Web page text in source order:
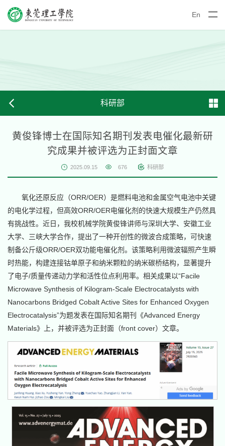
En
科研部
黄俊锋博士在国际知名期刊发表电催化最新研
究成果并被评选为正封面文章
2025.09.15 676 科研部
氧化还原反应（ORR/OER）是燃料电池和金属空气电池中关键
的电化学过程，但高效ORR/OER电催化剂的快速大规模生产仍然具
有挑战性。近日，我校机械学院黄俊锋讲师与深圳大学、安徽工业
大学、三峡大学合作，提出了一种开创性的微波合成策略，可快速
制备公斤级ORR/OER双功能电催化剂。该策略利用微波辐照产生瞬
时热能，构建连接钴单原子和纳米颗粒的纳米碳桥结构，显著提升
了电子/质量传递动力学和活性位点利用率。相关成果以“Facile
Microwave Synthesis of Kilogram-Scale Electrocatalysts with
Nanocarbons Bridged Cobalt Active Sites for Enhanced Oxygen
Electrocatalysis”为题发表在国际知名期刊《Advanced Energy
Materials》上，并被评选为正封面（front cover）文章。